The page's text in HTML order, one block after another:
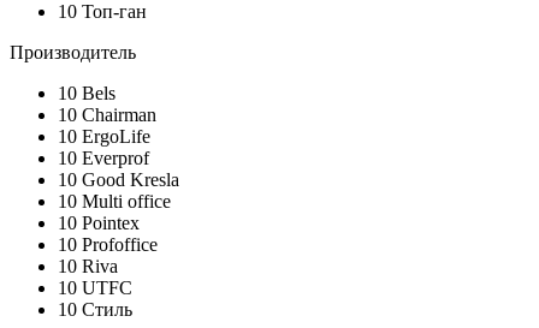
10 Топ-ган
Производитель
10 Bels
10 Chairman
10 ErgoLife
10 Everprof
10 Good Kresla
10 Multi office
10 Pointex
10 Profoffice
10 Riva
10 UTFC
10 Стиль